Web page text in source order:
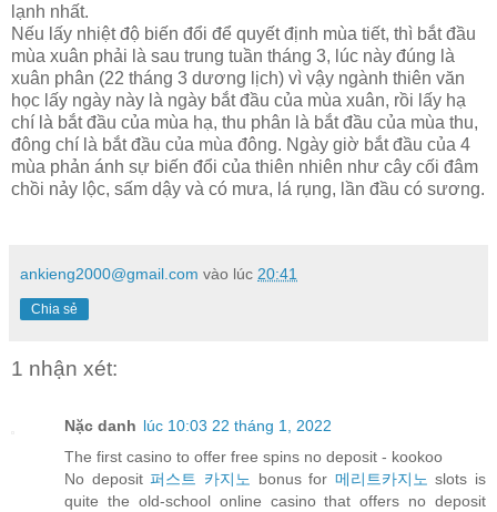
lạnh nhất.
Nếu lấy nhiệt độ biến đổi để quyết định mùa tiết, thì bắt đầu
mùa xuân phải là sau trung tuần tháng 3, lúc này đúng là
xuân phân (22 tháng 3 dương lịch) vì vậy ngành thiên văn
học lấy ngày này là ngày bắt đầu của mùa xuân, rồi lấy hạ
chí là bắt đầu của mùa hạ, thu phân là bắt đầu của mùa thu,
đông chí là bắt đầu của mùa đông. Ngày giờ bắt đầu của 4
mùa phản ánh sự biến đổi của thiên nhiên như cây cối đâm
chồi nảy lộc, sấm dậy và có mưa, lá rụng, lần đầu có sương.
ankieng2000@gmail.com vào lúc 20:41
Chia sẻ
1 nhận xét:
Nặc danh lúc 10:03 22 tháng 1, 2022
The first casino to offer free spins no deposit - kookoo
No deposit퍼스트 카지노 bonus for 메리트카지노 slots is
quite the old-school online casino that offers no deposit